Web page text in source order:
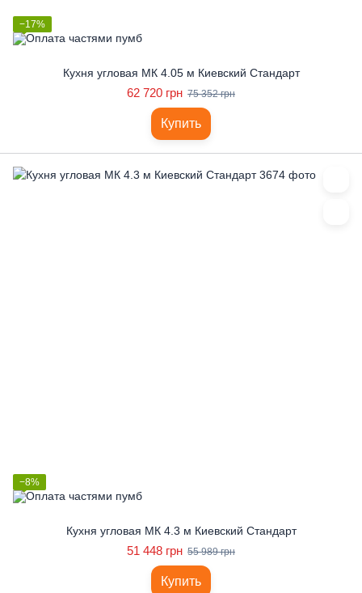
−17%
Кухня угловая МК 4.05 м Киевский Стандарт
62 720 грн 75 352 грн
Купить
−8%
Кухня угловая МК 4.3 м Киевский Стандарт
51 448 грн 55 989 грн
Купить